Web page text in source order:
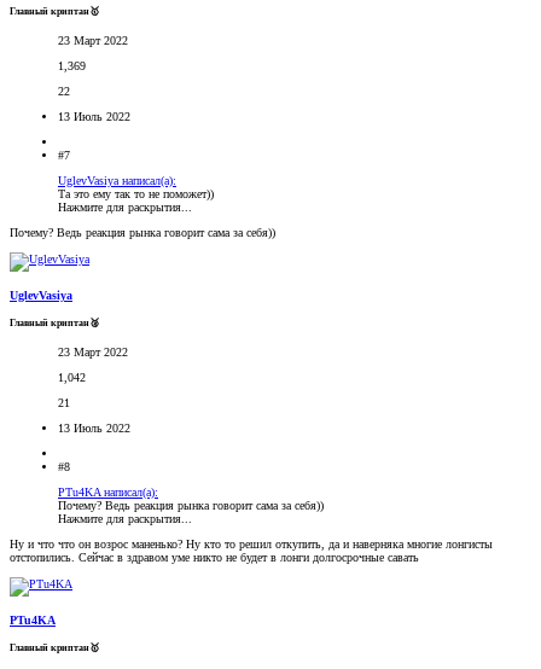
Главный криптан🥇
23 Март 2022
1,369
22
13 Июль 2022
#7
UglevVasiya написал(а):
Та это ему так то не поможет))
Нажмите для раскрытия...
Почему? Ведь реакция рынка говорит сама за себя))
UglevVasiya
Главный криптан🥈
23 Март 2022
1,042
21
13 Июль 2022
#8
PTu4KA написал(а):
Почему? Ведь реакция рынка говорит сама за себя))
Нажмите для раскрытия...
Ну и что что он возрос маненько? Ну кто то решил откупить, да и наверняка многие лонгисты
отстопились. Сейчас в здравом уме никто не будет в лонги долгосрочные савать
PTu4KA
Главный криптан🥇